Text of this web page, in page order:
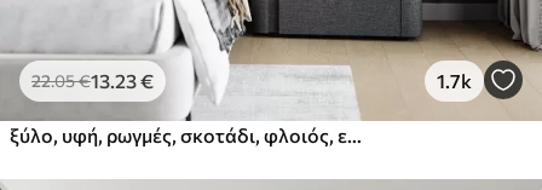
22.05€13 .23€ 1.7k